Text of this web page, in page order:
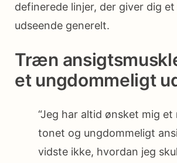
definerede linjer, der giver dig
udseende generelt.
Træn
et ungdommeligt
“Jeg har altid ønsket mig et
tonet og ungdommeligt
vidste ikke, hvordan jeg